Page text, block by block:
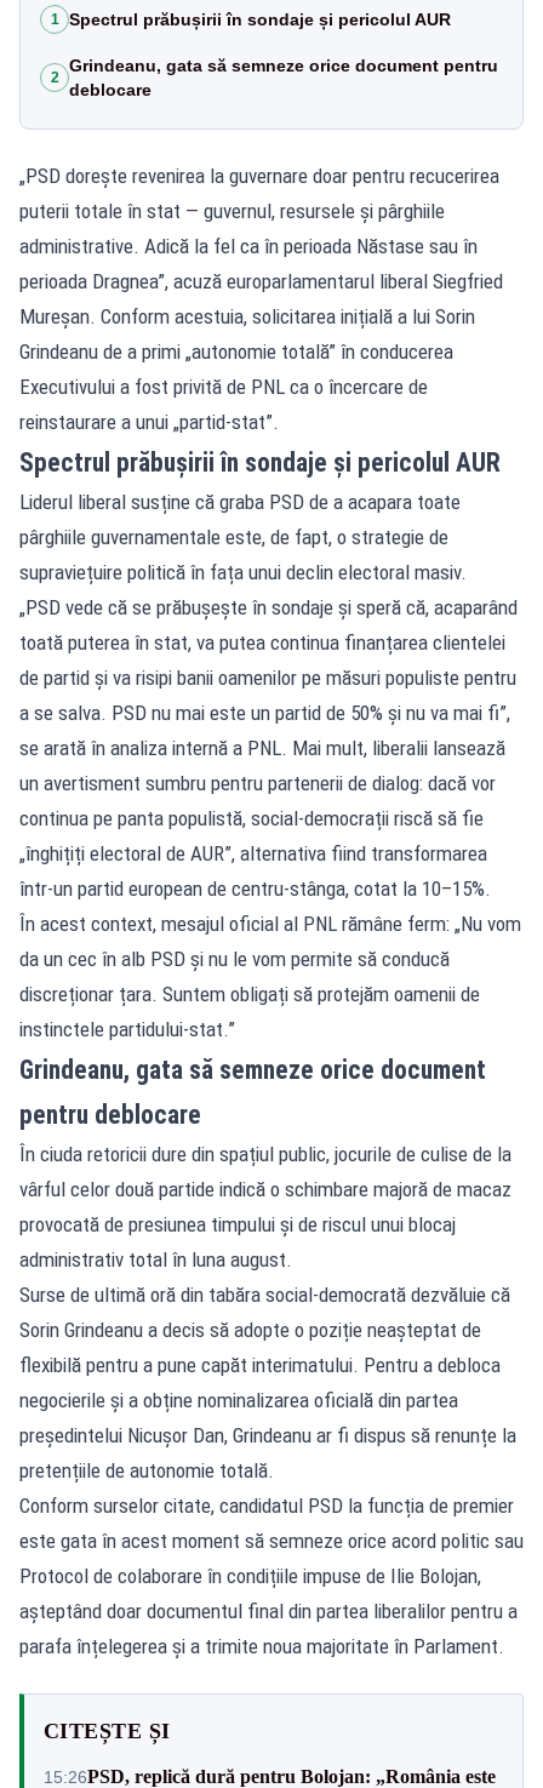
1 Spectrul prăbușirii în sondaje și pericolul AUR
2
Grindeanu, gata să semneze orice document pentru
deblocare
„PSD dorește revenirea la guvernare doar pentru recucerirea
puterii totale în stat — guvernul, resursele și pârghiile
administrative. Adică la fel ca în perioada Năstase sau în
perioada Dragnea”, acuză europarlamentarul liberal Siegfried
Mureșan. Conform acestuia, solicitarea inițială a lui Sorin
Grindeanu de a primi „autonomie totală” în conducerea
Executivului a fost privită de PNL ca o încercare de
reinstaurare a unui „partid-stat”.
Spectrul prăbușirii în sondaje și pericolul AUR
Liderul liberal susține că graba PSD de a acapara toate
pârghiile guvernamentale este, de fapt, o strategie de
supraviețuire politică în fața unui declin electoral masiv.
„PSD vede că se prăbușește în sondaje și speră că, acaparând
toată puterea în stat, va putea continua finanțarea clientelei
de partid și va risipi banii oamenilor pe măsuri populiste pentru
a se salva. PSD nu mai este un partid de 50% și nu va mai fi”,
se arată în analiza internă a PNL. Mai mult, liberalii lansează
un avertisment sumbru pentru partenerii de dialog: dacă vor
continua pe panta populistă, social-democrații riscă să fie
„înghițiți electoral de AUR”, alternativa fiind transformarea
într-un partid european de centru-stânga, cotat la 10–15%.
În acest context, mesajul oficial al PNL rămâne ferm: „Nu vom
da un cec în alb PSD și nu le vom permite să conducă
discreționar țara. Suntem obligați să protejăm oamenii de
instinctele partidului-stat.”
Grindeanu, gata să semneze orice document
pentru deblocare
În ciuda retoricii dure din spațiul public, jocurile de culise de la
vârful celor două partide indică o schimbare majoră de macaz
provocată de presiunea timpului și de riscul unui blocaj
administrativ total în luna august.
Surse de ultimă oră din tabăra social-democrată dezvăluie că
Sorin Grindeanu a decis să adopte o poziție neașteptat de
flexibilă pentru a pune capăt interimatului. Pentru a debloca
negocierile și a obține nominalizarea oficială din partea
președintelui Nicușor Dan, Grindeanu ar fi dispus să renunțe la
pretențiile de autonomie totală.
Conform surselor citate, candidatul PSD la funcția de premier
este gata în acest moment să semneze orice acord politic sau
Protocol de colaborare în condițiile impuse de Ilie Bolojan,
așteptând doar documentul final din partea liberalilor pentru a
parafa înțelegerea și a trimite noua majoritate în Parlament.
CITEȘTE ȘI
15:26PSD, replică dură pentru Bolojan: „România este